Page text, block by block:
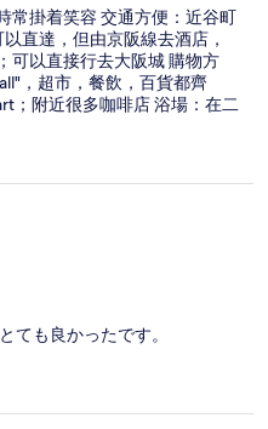
常掛着笑容 交通方便：近谷町
直達，但由京阪線去酒店，
可以直接行去大阪城 購物方
，超市，餐飲，百貨都齊
；附近很多咖啡店 浴場：在二
，下次會再入住
ても良かったです。